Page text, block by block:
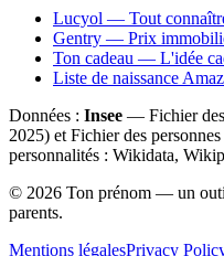
Lucyol — Tout
Gentry — Prix
Ton cadeau — L'idée
Liste de naissance
Données : Insee — Fichier des
2025) et Fichier des
personnalités : Wikidata,
© 2026 Ton prénom — un
parents.
Mentions légalesPrivacy